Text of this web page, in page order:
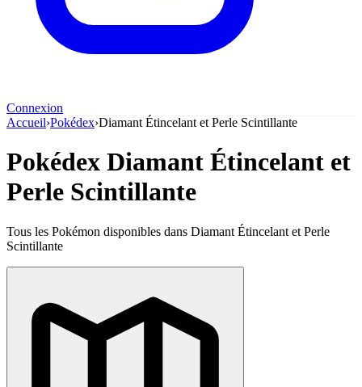
Connexion
Accueil›Pokédex›Diamant Étincelant et Perle Scintillante
Pokédex Diamant Étincelant et
Perle Scintillante
Tous les Pokémon disponibles dans Diamant Étincelant et Perle
Scintillante